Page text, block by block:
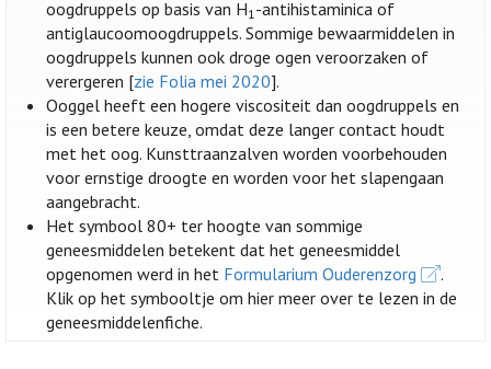
oogdruppels op basis van H1-antihistaminica of
antiglaucoomoogdruppels. Sommige bewaarmiddelen in
oogdruppels kunnen ook droge ogen veroorzaken of
verergeren [zie Folia mei 2020].
Ooggel heeft een hogere viscositeit dan oogdruppels en
is een betere keuze, omdat deze langer contact houdt
met het oog. Kunsttraanzalven worden voorbehouden
voor ernstige droogte en worden voor het slapengaan
aangebracht.
Het symbool 80+ ter hoogte van sommige
geneesmiddelen betekent dat het geneesmiddel
opgenomen werd in het Formularium Ouderenzorg
.
Klik op het symbooltje om hier meer over te lezen in de
geneesmiddelenfiche.